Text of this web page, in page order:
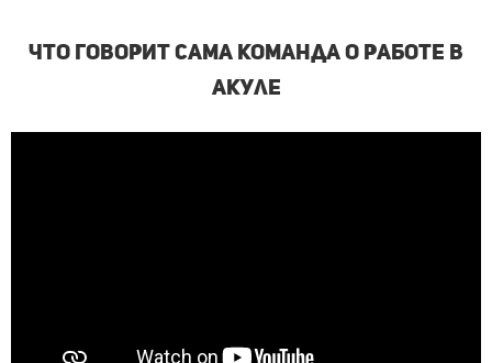
Что говорИт сама команда о работе в
Акуле